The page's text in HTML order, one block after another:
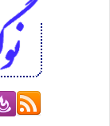
[۱۰]. نک. به
الدیمقراطی…
bit.ly/2y1KyP4